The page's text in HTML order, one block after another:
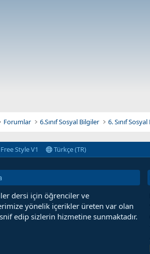
Forumlar 6.Sınıf Sosyal Bilgiler 6. Sınıf
Style V1 Türkçe (TR)
dersi için öğrenciler ve
yönelik içerikler üreten var olan
edip sizlerin hizmetine sunmaktadır.